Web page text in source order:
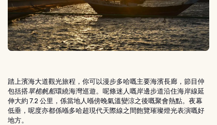
踏上濱海大道觀光旅程，你可以漫步多哈嘅主要海濱長廊，節目仲
包括搭單桅帆船環繞海灣巡遊。呢條迷人嘅岸邊步道沿住海岸線延
伸大約 7.2 公里，係當地人喺傍晚氣溫變涼之後嘅聚會熱點。夜幕
低垂，呢度亦都係喺多哈超現代天際線之間飽覽璀璨燈光表演嘅好
地方。